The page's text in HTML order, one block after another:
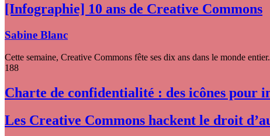
[Infographie] 10 ans de Creative Commons
Sabine Blanc
Cette semaine, Creative Commons fête ses dix ans dans le monde
188
Charte de confidentialité : des icônes pour
Les Creative Commons hackent le droit